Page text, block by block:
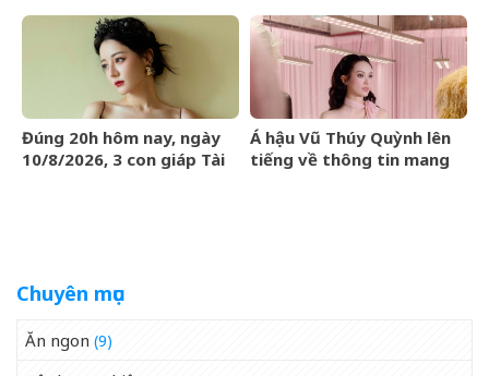
gây choáng ngợp
Đúng 20h hôm nay, ngày
10/8/2026, 3 con giáp Tài
Á hậu Vũ Thúy Quỳnh lên
tiếng về thông tin mang
Chuyên mục
Ăn ngon (9)